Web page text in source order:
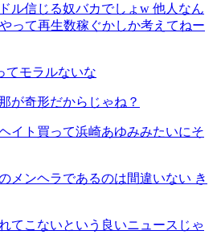
ル信じる奴バカでしょw 他人なん
って再生数稼ぐかしか考えてねー
てモラルないな
が奇形だからじゃね？
イト買って浜崎あゆみみたいにそ
メンヘラであるのは間違いない き
てこないという良いニュースじゃ